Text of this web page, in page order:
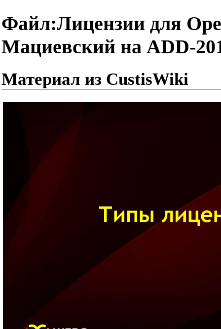
Файл:Лицензии для
Мациевский на ADD-
Материал из CustisWiki